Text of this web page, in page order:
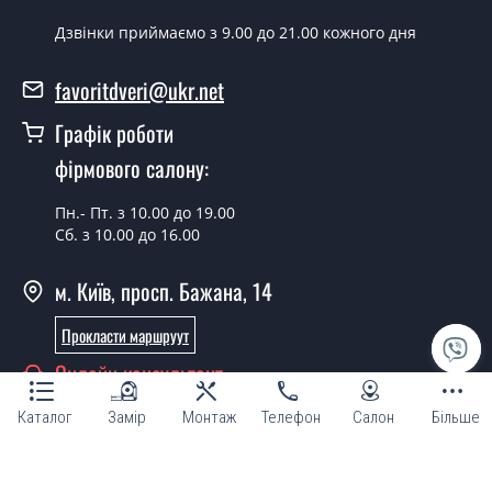
Каталог Замір Монтаж Телефон Салон Більше
Скільки коштує встановлення дверей
Techno-12 Dub?
Вартість встановлення дверей Techno-12 Dub - от
Можна на сьогодні викликати
замірника?
Так можна.
двері фаворит?
Так, ми маємо великий асортимент готових
міжкімнатних дверей ТМ Фаворит.
Ви робите нестандартні міжкімнатні
двері?
Дзвінки приймаємо з 9.00 до 21.00 кожного дня
favoritdveri@ukr.net
Графік роботи
фірмового салону:
Пн.- Пт. з 10.00 до 19.00
Сб. з 10.00 до 16.00
м. Київ, просп. Бажана, 14
Прокласти маршруут
Онлайн консультант